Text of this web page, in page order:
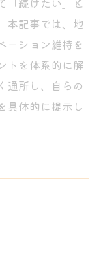
本記事では、地
ーション維持を
トを体系的に解
通所し、自らの
具体的に提示し